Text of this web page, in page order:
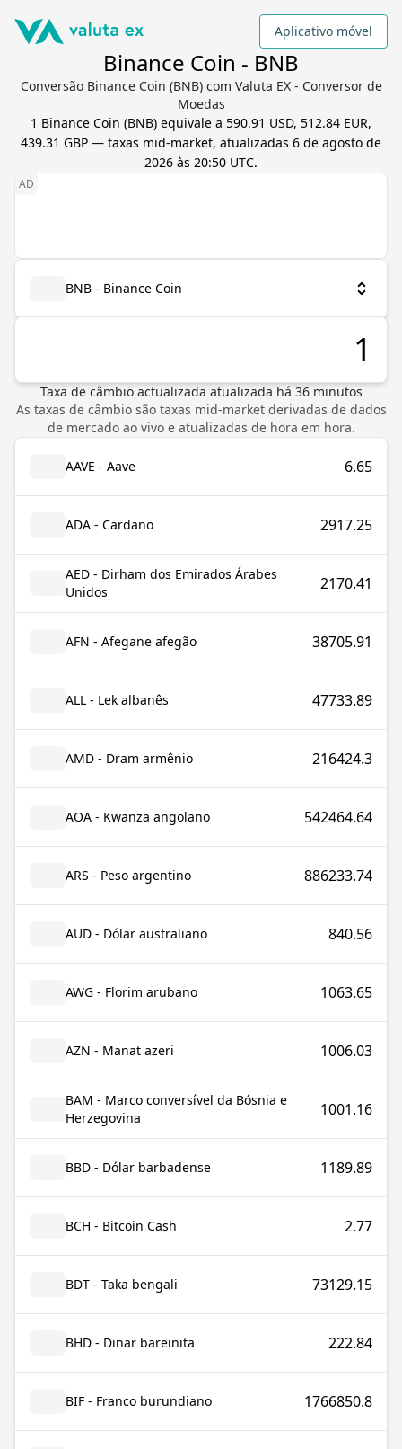
Aplicativo móvel
Binance Coin - BNB
Conversão Binance Coin (BNB) com Valuta EX - Conversor de
Moedas
1 Binance Coin (BNB) equivale a 590.91 USD, 512.84 EUR,
439.31 GBP — taxas mid-market, atualizadas 6 de agosto de
2026 às 20:50 UTC.
BNB - Binance Coin
Taxa de câmbio actualizada atualizada há 36minutos
As taxas de câmbio são taxas mid-market derivadas de dados
de mercado ao vivo e atualizadas de hora em hora.
AAVE - Aave 6.65
ADA - Cardano 2917.25
AED - Dirham dos Emirados Árabes
Unidos
2170.41
AFN - Afegane afegão 38705.91
ALL - Lek albanês 47733.89
AMD - Dram armênio 216424.3
AOA - Kwanza angolano 542464.64
ARS - Peso argentino 886233.74
AUD - Dólar australiano 840.56
AWG - Florim arubano 1063.65
AZN - Manat azeri 1006.03
BAM - Marco conversível da Bósnia e
Herzegovina
1001.16
BBD - Dólar barbadense 1189.89
BCH - Bitcoin Cash 2.77
BDT - Taka bengali 73129.15
BHD - Dinar bareinita 222.84
BIF - Franco burundiano 1766850.8